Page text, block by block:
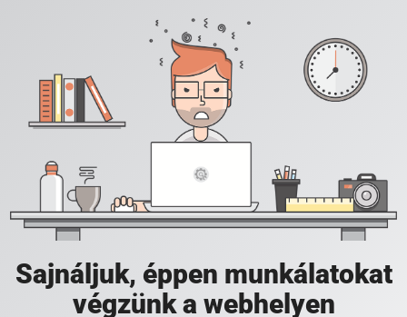
Sajnáljuk, éppen munkálatokat
végzünk a webhelyen